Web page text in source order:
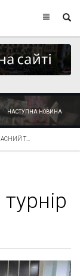
НАСТУПНА НОВИНА
Т...